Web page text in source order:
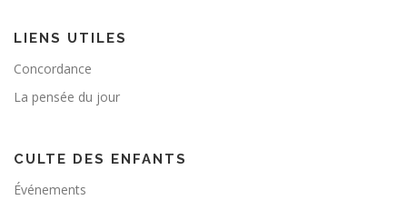
LIENS UTILES
Concordance
La pensée du jour
CULTE DES ENFANTS
Événements